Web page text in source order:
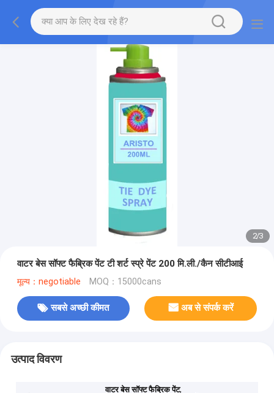
2/3
वाटर बेस सॉफ्ट फैब्रिक पेंट टी शर्ट स्प्रे पेंट 200 मि.ली./कैन सीटीआई
मूल्य：negotiable MOQ：15000cans
सबसे अच्छी कीमत अब से संपर्क करें
उत्पाद विवरण
वाटर बेस सॉफ्ट फैब्रिक पेंट,